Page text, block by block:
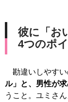
彼に「お
4つのポ
勘違いしやすい
ル」と、男性が
うこと。ユミさ